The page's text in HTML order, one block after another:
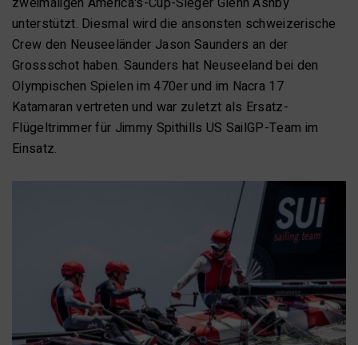
unterstützt. Diesmal wird die ansonsten schweizerische
Crew den Neuseeländer Jason Saunders an der
Grossschot haben. Saunders hat Neuseeland bei den
Olympischen Spielen im 470er und im Nacra 17
Katamaran vertreten und war zuletzt als Ersatz-
Flügeltrimmer für Jimmy Spithills US SailGP-Team im
Einsatz.